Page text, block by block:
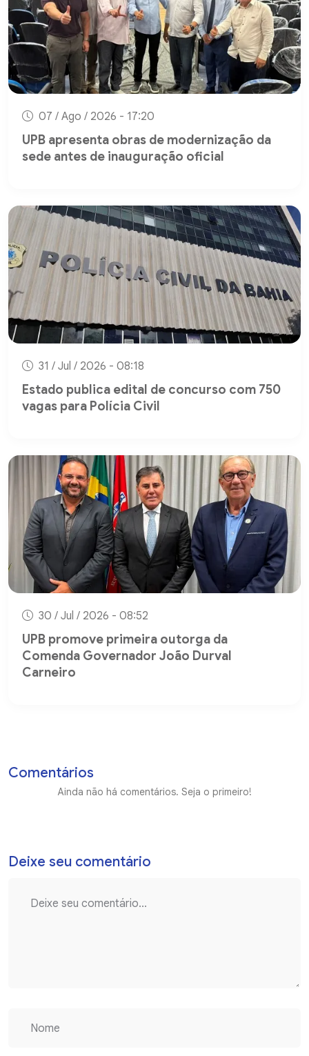
07 / Ago / 2026 - 17:20
UPB apresenta obras de modernização da
sede antes de inauguração oficial
31 / Jul / 2026 - 08:18
Estado publica edital de concurso com 750
vagas para Polícia Civil
30 / Jul / 2026 - 08:52
UPB promove primeira outorga da
Comenda Governador João Durval
Carneiro
Comentários
Ainda não há comentários. Seja o primeiro!
Deixe seu comentário